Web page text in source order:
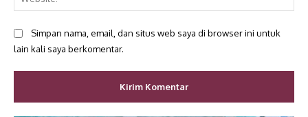
Simpan nama, email, dan situs web saya di browser ini untuk
lain kali saya berkomentar.